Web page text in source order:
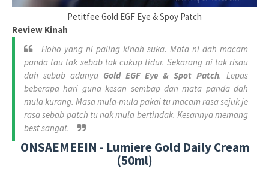
Petitfee Gold EGF Eye & Spoy Patch
Review Kinah
Hoho yang ni paling kinah suka. Mata ni dah macam
panda tau tak sebab tak cukup tidur. Sekarang ni tak risau
dah sebab adanya Gold EGF Eye & Spot Patch. Lepas
beberapa hari guna kesan sembap dan mata panda dah
mula kurang. Masa mula-mula pakai tu macam rasa sejuk je
rasa sebab patch tu nak mula bertindak. Kesannya memang
best sangat.
ONSAEMEEIN - Lumiere Gold Daily Cream
(50ml)